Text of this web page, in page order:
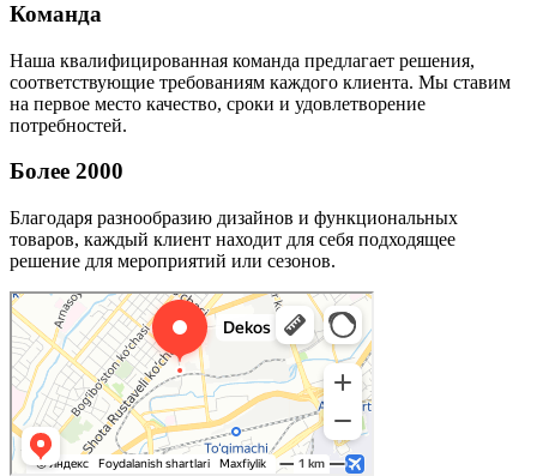
Команда
Наша квалифицированная команда предлагает решения,
соответствующие требованиям каждого клиента. Мы ставим
на первое место качество, сроки и удовлетворение
потребностей.
Более 2000
Благодаря разнообразию дизайнов и функциональных
товаров, каждый клиент находит для себя подходящее
решение для мероприятий или сезонов.